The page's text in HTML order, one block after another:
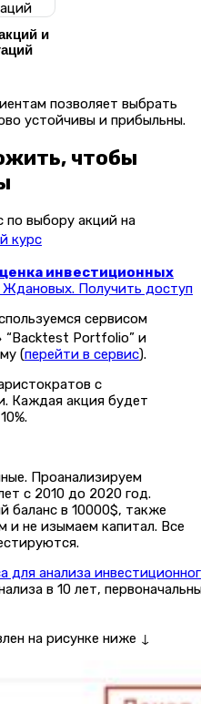
и
позволяет выбрать
устойчивы и прибыльны.
чтобы
по выбору акций на
курс
инвестиционных
Получить доступ
сервисом
Portfolio” и
(перейти в сервис).
с
Каждая акция будет
Проанализируем
с 2010 до 2020 год.
баланс в 10000$, также
и не изымаем капитал. Все
в 10 лет,
на рисунке ниже ↓